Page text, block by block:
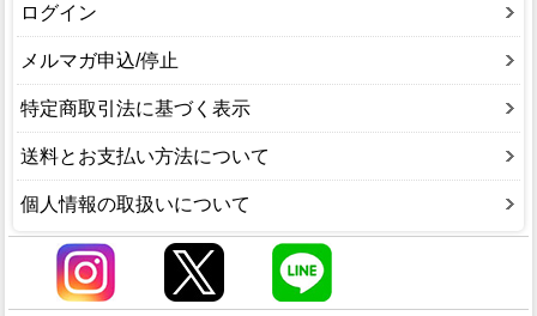
ログイン
メルマガ申込/停止
特定商取引法に基づく表示
送料とお支払い方法について
個人情報の取扱いについて